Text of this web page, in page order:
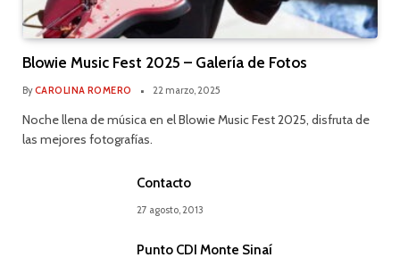
Blowie Music Fest 2025 – Galería de Fotos
ByCAROLINA ROMERO 22 marzo, 2025
Noche llena de música en el Blowie Music Fest 2025, disfruta de
las mejores fotografías.
Contacto
27 agosto, 2013
Punto CDI Monte Sinaí